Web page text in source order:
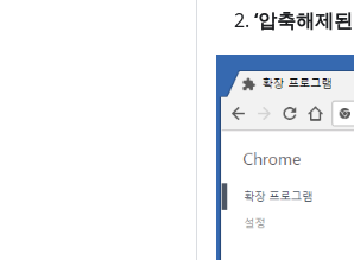
‘압축해제